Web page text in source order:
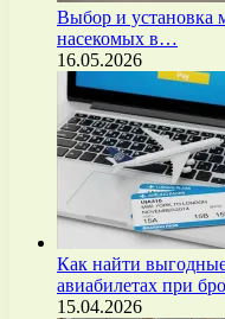
Выбор и установка
насекомых в…
16.05.2026
Как найти
авиабилетах при
15.04.2026